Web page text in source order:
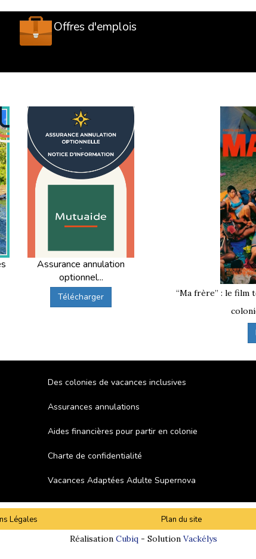
Offres d'emplois
Assurance annulation
optionnel...
Télécharger
“Ma frère” : le film
Des colonies de vacances inclusives
Assurances annulations
Aides financières pour partir en colonie
Charte de confidentialité
Vacances Adaptées Adulte Supernova
Légales Plan du site
Réalisation Cubiq- Solution Vackélys